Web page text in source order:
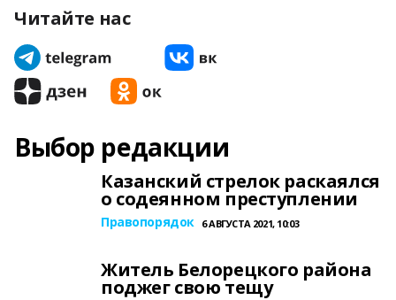
Читайте нас
Выбор редакции
Казанский стрелок раскаялся
о содеянном преступлении
Правопорядок 6 АВГУСТА 2021, 10:03
Житель Белорецкого района
поджег свою тещу